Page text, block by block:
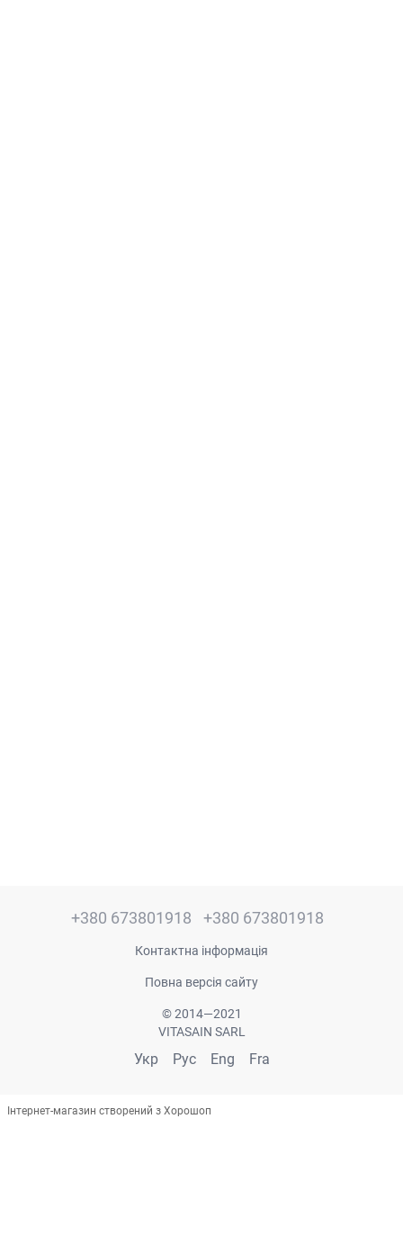
+380 673801918 +380 673801918
Контактна інформація
Повна версія сайту
© 2014—2021
VITASAIN SARL
Укр Рус Eng Fra
Інтернет-магазин створений з Хорошоп